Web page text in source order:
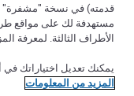
فيه فريدة من نوعها
مستهدفة لك على مواقع
الأطراف الثالثة. لمعرفة
يمكنك تعديل اختياراتك
المزيد من المعلومات